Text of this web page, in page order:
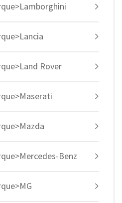
Rover
Benz